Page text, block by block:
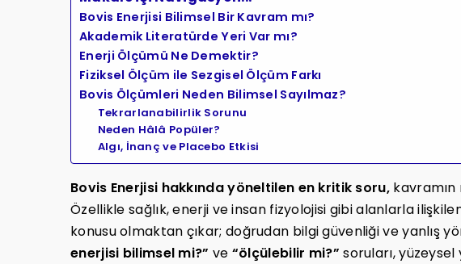
Bovis Enerjisi Bilimsel Bir Kavram mı?
Akademik Literatürde Yeri Var mı?
Enerji Ölçümü Ne Demektir?
Fiziksel Ölçüm ile Sezgisel Ölçüm Farkı
Bovis Ölçümleri Neden Bilimsel Sayılmaz?
Tekrarlanabilirlik Sorunu
Neden Hâlâ Popüler?
Algı, İnanç ve Placebo Etkisi
Bovis Enerjisi hakkında yöneltilen en kritik soru, kavramın
Özellikle sağlık, enerji ve insan fizyolojisi gibi alanlarla
konusu olmaktan çıkar; doğrudan bilgi güvenliği ve yanlış
enerjisi bilimsel mi?” ve “ölçülebilir mi?” soruları,